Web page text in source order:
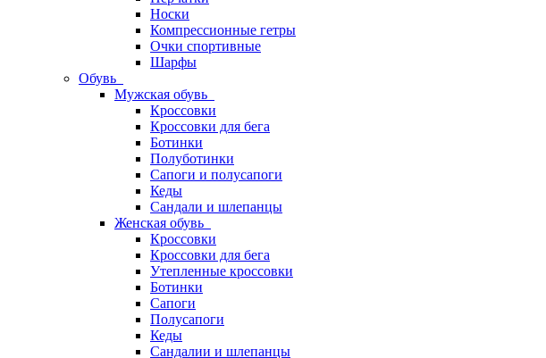
Носки
Компрессионные гетры
Очки спортивные
Шарфы
Обувь
Мужская обувь
Кроссовки
Кроссовки для бега
Ботинки
Полуботинки
Сапоги и полусапоги
Кеды
Сандали и шлепанцы
Женская обувь
Кроссовки
Кроссовки для бега
Утепленные кроссовки
Ботинки
Сапоги
Полусапоги
Кеды
Сандалии и шлепанцы